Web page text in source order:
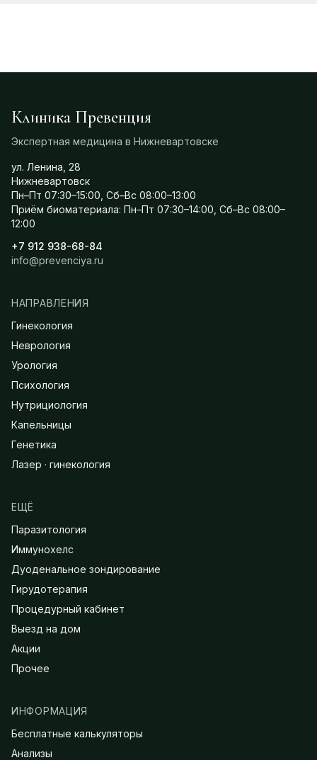
Клиника Превенция
Экспертная медицина в Нижневартовске
ул. Ленина, 28
Нижневартовск
Пн–Пт 07:30–15:00, Сб–Вс 08:00–13:00
Приём биоматериала: Пн–Пт 07:30–14:00, Сб–Вс 08:00–
12:00
+7 912 938-68-84
info@prevenciya.ru
НАПРАВЛЕНИЯ
Гинекология
Неврология
Урология
Психология
Нутрициология
Капельницы
Генетика
Лазер · гинекология
ЕЩЁ
Паразитология
Иммунохелс
Дуоденальное зондирование
Гирудотерапия
Процедурный кабинет
Выезд на дом
Акции
Прочее
ИНФОРМАЦИЯ
Бесплатные калькуляторы
Анализы